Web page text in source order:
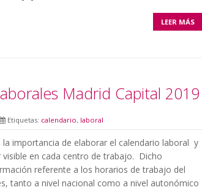
LEER MÁS
Madrid Capital 2019
Etiquetas: calendario, laboral
importancia de elaborar el calendario laboral y
en cada centro de trabajo. Dicho
referente a los horarios de trabajo del
tanto a nivel nacional como a nivel autonómico